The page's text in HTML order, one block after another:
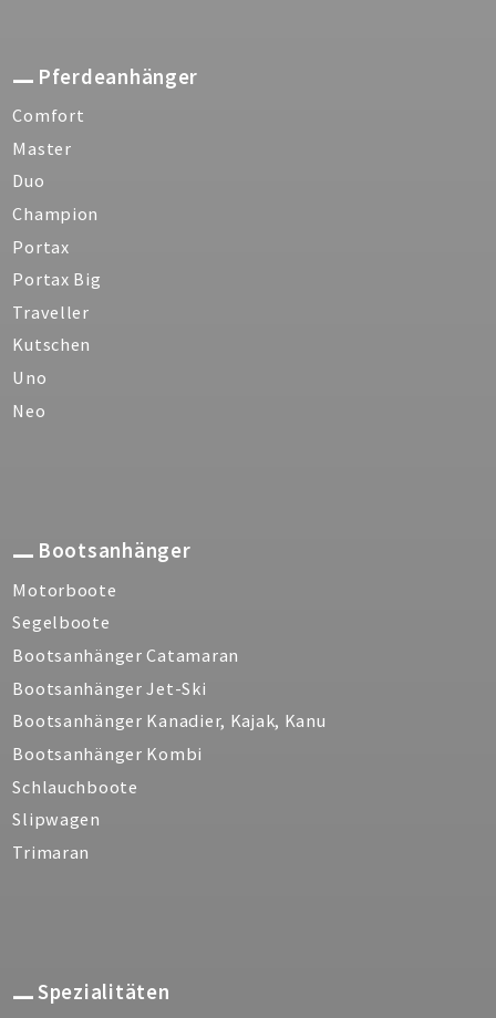
Pferdeanhänger
Comfort
Master
Duo
Champion
Portax
Portax Big
Traveller
Kutschen
Uno
Neo
Bootsanhänger
Motorboote
Segelboote
Bootsanhänger Catamaran
Bootsanhänger Jet-Ski
Bootsanhänger Kanadier, Kajak, Kanu
Bootsanhänger Kombi
Schlauchboote
Slipwagen
Trimaran
Spezialitäten